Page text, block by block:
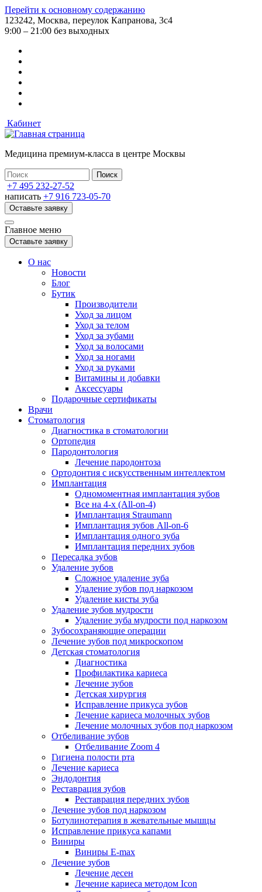
Перейти к основному содержанию
123242, Москва, переулок Капранова, 3с4
9:00 – 21:00 без выходных
Кабинет
Медицина премиум-класса в центре Москвы
+7 495 232-27-52
написать +7 916 723-05-70
Оставьте заявку
Главное меню
Оставьте заявку
О нас
Новости
Блог
Бутик
Производители
Уход за лицом
Уход за телом
Уход за зубами
Уход за волосами
Уход за ногами
Уход за руками
Витамины и добавки
Аксессуары
Подарочные сертификаты
Врачи
Стоматология
Диагностика в стоматологии
Ортопедия
Пародонтология
Лечение пародонтоза
Ортодонтия с искусственным интеллектом
Имплантация
Одномоментная имплантация зубов
Все на 4-х (All-on-4)
Имплантация Straumann
Имплантация зубов All-on-6
Имплантация одного зуба
Имплантация передних зубов
Пересадка зубов
Удаление зубов
Сложное удаление зуба
Удаление зубов под наркозом
Удаление кисты зуба
Удаление зубов мудрости
Удаление зуба мудрости под наркозом
Зубосохраняющие операции
Лечение зубов под микроскопом
Детская стоматология
Диагностика
Профилактика кариеса
Лечение зубов
Детская хирургия
Исправление прикуса зубов
Лечение кариеса молочных зубов
Лечение молочных зубов под наркозом
Отбеливание зубов
Отбеливание Zoom 4
Гигиена полости рта
Лечение кариеса
Эндодонтия
Реставрация зубов
Реставрация передних зубов
Лечение зубов под наркозом
Ботулинотерапия в жевательные мышцы
Исправление прикуса капами
Виниры
Виниры E-max
Лечение зубов
Лечение десен
Лечение кариеса методом Icon